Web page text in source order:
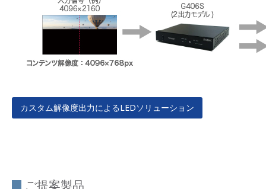
カスタム解像度出力によるLEDソリューション
ご提案製品